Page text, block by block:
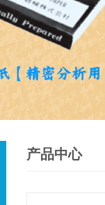
产品中心